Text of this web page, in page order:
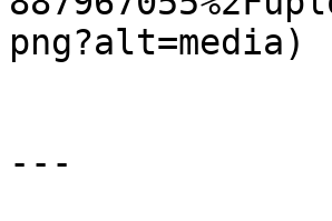
png?alt=media)
---